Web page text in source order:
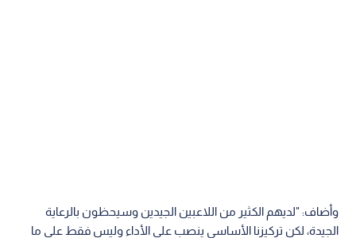
وأضاف: "لديهم الكثير من اللاعبين الجيدين وسيحظون بالرعاية
الجيدة، لكن تركيزنا الأساسي ينصب على الأداء وليس فقط على ما